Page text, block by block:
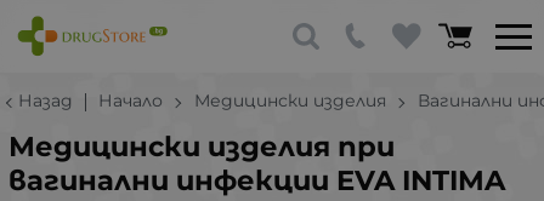
Назад Начало Медицински изделия Вагинални
Медицински изделия при
вагинални инфекции EVA INTIMA